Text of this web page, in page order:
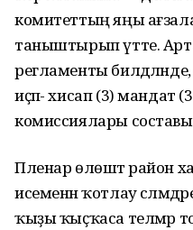
комитеттың яңы
таныштырып үтте.
регламенты
иҫәп- хисап (3) мандат
комиссиялары
Пленар өлөштә район
исеменән ҡотлау
ҡыҙы ҡыҫҡаса телмәр